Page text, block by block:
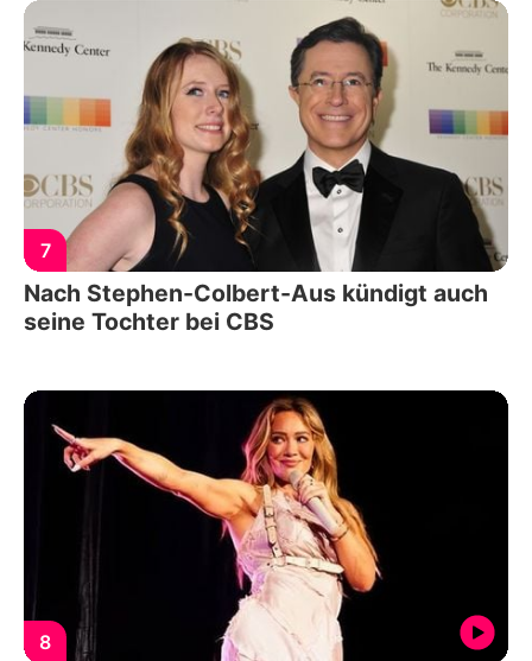
7
Nach Stephen-Colbert-Aus kündigt auch
seine Tochter bei CBS
8